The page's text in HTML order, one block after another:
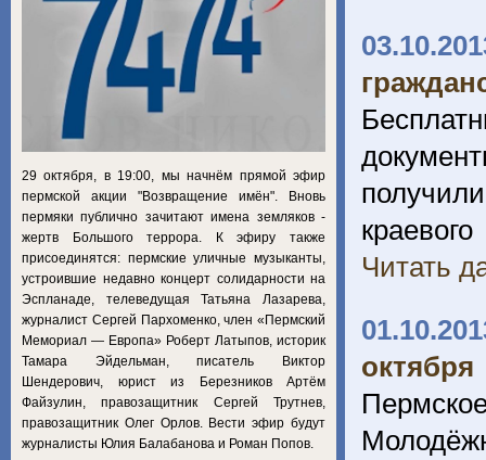
Читать
октября
29 октября, в 19:00, мы начнём прямой эфир
пермской акции "Возвращение имён". Вновь
пермяки публично зачитают имена земляков -
жертв Большого террора. К эфиру также
присоединятся: пермские уличные музыканты,
устроившие недавно концерт солидарности на
Эспланаде, телеведущая Татьяна Лазарева,
журналист Сергей Пархоменко, член «Пермский
Мемориал — Европа» Роберт Латыпов, историк
Тамара Эйдельман, писатель Виктор
Шендерович, юрист из Березников Артём
Файзулин, правозащитник Сергей Трутнев,
правозащитник Олег Орлов. Вести эфир будут
журналисты Юлия Балабанова и Роман Попов.